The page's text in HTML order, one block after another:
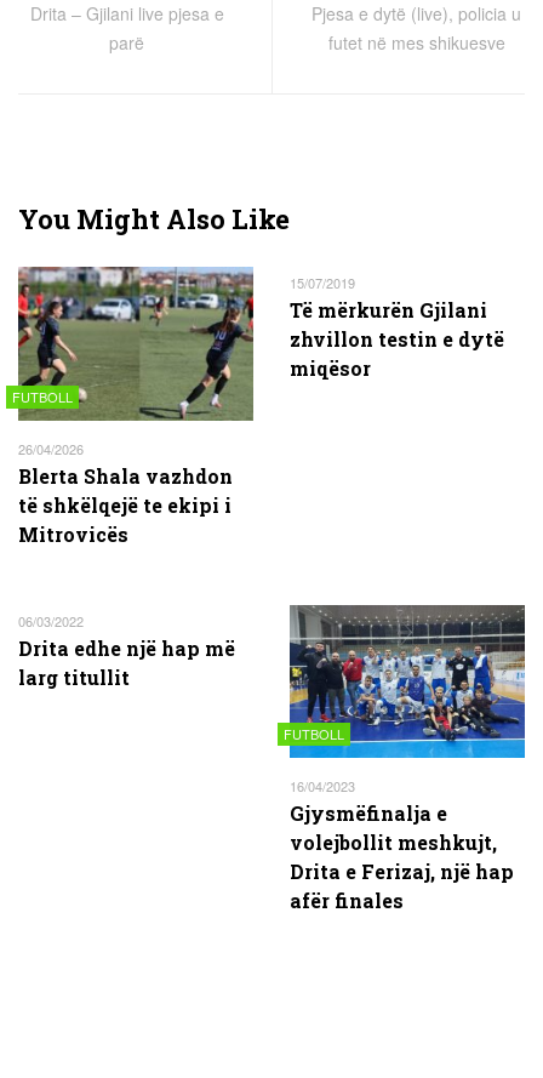
Drita – Gjilani live pjesa e
parë
Pjesa e dytë (live), policia u
futet në mes shikuesve
You Might Also Like
FUTBOLL
26/04/2026
Blerta Shala vazhdon
të shkëlqejë te ekipi i
Mitrovicës
15/07/2019
Të mërkurën Gjilani
zhvillon testin e dytë
miqësor
06/03/2022
Drita edhe një hap më
larg titullit
FUTBOLL
16/04/2023
Gjysmëfinalja e
volejbollit meshkujt,
Drita e Ferizaj, një hap
afër finales